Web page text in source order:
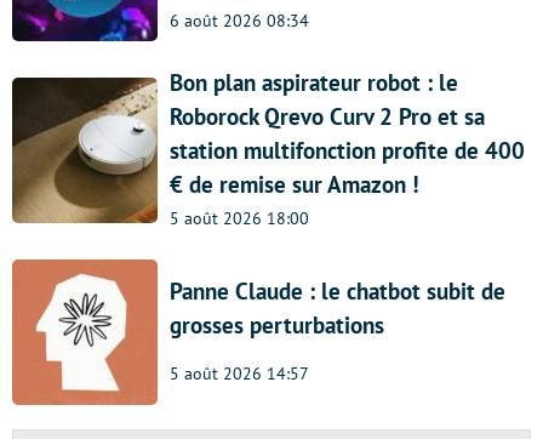
6 août 2026 08:34
Bon plan aspirateur robot : le
Roborock Qrevo Curv 2 Pro et sa
station multifonction profite de 400
€ de remise sur Amazon !
5 août 2026 18:00
Panne Claude : le chatbot subit de
grosses perturbations
5 août 2026 14:57